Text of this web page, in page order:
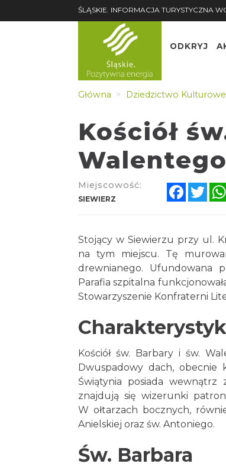
ŚLĄSKIE. INFORMACJA TURYSTYCZNA
ODKRYJ
Główna Dziedzictwo Kulturowe
Kościół
Miejscowość:
SIEWIERZ
Stojący w Siewierzu przy ul.
na tym miejscu. Tę
drewnianego. Ufundowana
Parafia szpitalna
Stowarzyszenie Konfraterni
Kościół św. Barbary i św.
Dwuspadowy dach, obecnie
Świątynia posiada wewnątrz
znajdują się wizerunki
W ołtarzach bocznych,
Anielskiej oraz św. Antoniego.
Św. Barbara